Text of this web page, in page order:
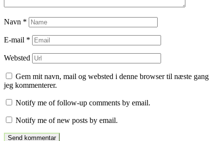
Navn *
E-mail *
Websted
Gem mit navn, mail og websted i denne browser til næste gang
jeg kommenterer.
Notify me of follow-up comments by email.
Notify me of new posts by email.